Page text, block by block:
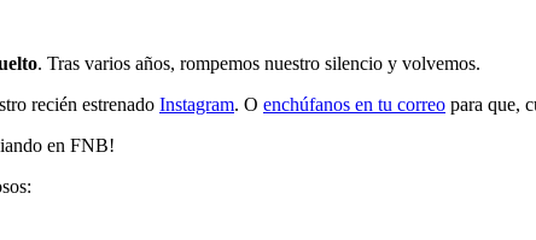
. Tras varios años, rompemos nuestro silencio y volvemos.
recién estrenado Instagram. O enchúfanos en tu correo para que,
en FNB!